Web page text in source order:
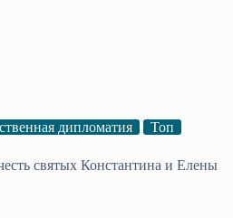
дипломатия Топ
святых Константина и Елены